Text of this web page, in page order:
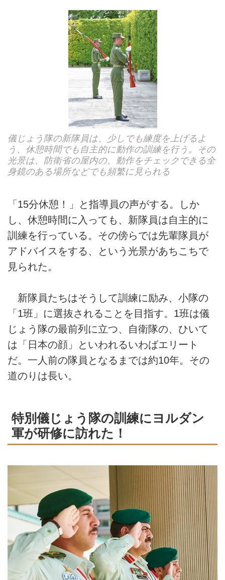
儀じょう隊の新隊員は、少しでも練度を上げるよ
う、休憩時間でも自主的に動作の訓練を行う。その
光景は、防衛省の屋内の、動作をチェックできる全
身鏡のある場所などでも頻繁に見られる
「15分休憩！」と指導員の声がする。しか
し、休憩時間に入っても、新隊員は自主的に
訓練を行っている。その傍らでは先輩隊員が
アドバイスをする、という光景があちこちで
見られた。
新隊員たちはそうして訓練に励み、小隊の
「1班」に選抜されることを目指す。1班は儀
じょう隊の最前列に立つ、自衛隊の、ひいて
は「日本の顔」といわれるいわばエリート
だ。一人前の隊員となるまでは約10年。その
道のりは長い。
特別儀じょう隊の訓練にヨルダン
軍が研修に訪れた！